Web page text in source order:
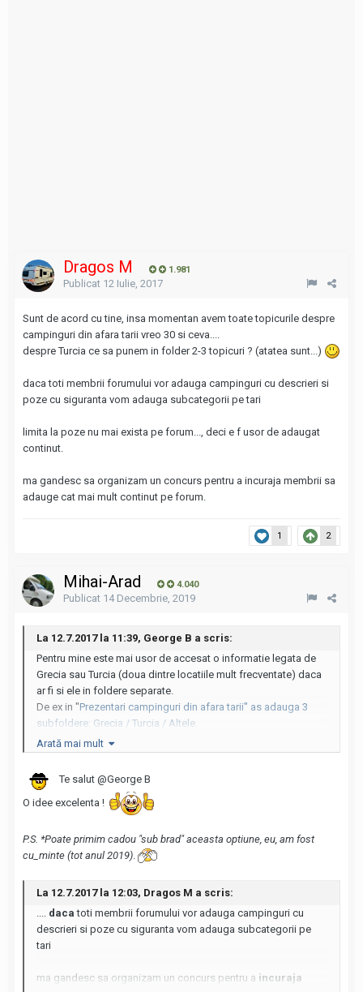
Dragos M 1.981
Publicat 12 Iulie, 2017
Sunt de acord cu tine, insa momentan avem toate topicurile despre
campinguri din afara tarii vreo 30 si ceva....
despre Turcia ce sa punem in folder 2-3 topicuri ? (atatea sunt...)
daca toti membrii forumului vor adauga campinguri cu descrieri si
poze cu siguranta vom adauga subcategorii pe tari
limita la poze nu mai exista pe forum..., deci e f usor de adaugat
continut.
ma gandesc sa organizam un concurs pentru a incuraja membrii sa
adauge cat mai mult continut pe forum.
1 2
Mihai-Arad 4.040
Publicat 14 Decembrie, 2019
La 12.7.2017 la 11:39, George B a scris:
Pentru mine este mai usor de accesat o informatie legata de
Grecia sau Turcia (doua dintre locatiile mult frecventate) daca
ar fi si ele in foldere separate.
De ex in "Prezentari campinguri din afara tarii" as adauga 3
subfoldere: Grecia / Turcia / Altele.
Daca considerati oportun, ok, daca nu, cautam mai mult
Arată mai mult
Te salut @George B
O idee excelenta !
P.S. *Poate primim cadou "sub brad" aceasta optiune, eu, am fost
cu_minte (tot anul 2019)
La 12.7.2017 la 12:03, Dragos M a scris:
daca toti membrii forumului vor adauga campinguri cu
descrieri si poze cu siguranta vom adauga subcategorii pe
tari
ma gandesc sa organizam un concurs pentru a incuraja